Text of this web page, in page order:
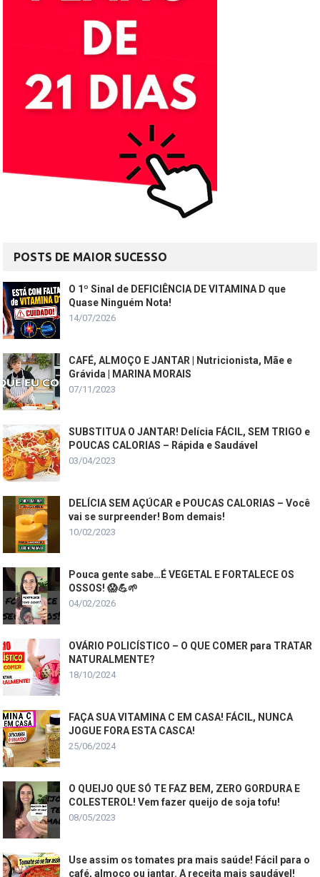
POSTS DE MAIOR SUCESSO
O 1º Sinal de DEFICIÊNCIA DE VITAMINA D que
Quase Ninguém Nota!
14/07/2026
CAFÉ, ALMOÇO E JANTAR | Nutricionista, Mãe e
Grávida | MARINA MORAIS
07/11/2023
SUBSTITUA O JANTAR! Delícia FÁCIL, SEM TRIGO e
POUCAS CALORIAS – Rápida e Saudável
03/04/2023
DELÍCIA SEM AÇÚCAR e POUCAS CALORIAS – Você
vai se surpreender! Bom demais!
10/02/2023
Pouca gente sabe…É VEGETAL E FORTALECE OS
OSSOS! 😱💪🌱
04/02/2026
OVÁRIO POLICÍSTICO – O QUE COMER para TRATAR
NATURALMENTE?
18/10/2024
FAÇA SUA VITAMINA C EM CASA! FÁCIL, NUNCA
JOGUE FORA ESTA CASCA!
25/06/2024
O QUEIJO QUE SÓ TE FAZ BEM, ZERO GORDURA E
COLESTEROL! Vem fazer queijo de soja tofu!
08/05/2023
Use assim os tomates pra mais saúde! Fácil para o
café, almoço ou jantar. A receita mais saudável!